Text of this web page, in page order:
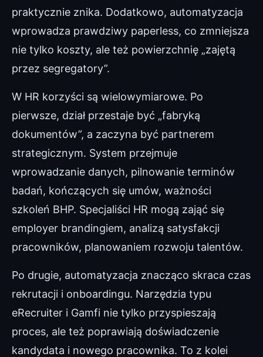
praktycznie znika. Dodatkowo, automatyzacja
wprowadza prawdziwy paperless, co zmniejsza
nie tylko koszty, ale też powierzchnię „zajętą
przez segregatory”.
W HR korzyści są wielowymiarowe. Po
pierwsze, dział przestaje być „fabryką
dokumentów”, a zaczyna być partnerem
strategicznym. System przejmuje
wprowadzanie danych, pilnowanie terminów
badań, kończących się umów, ważności
szkoleń BHP. Specjaliści HR mogą zająć się
employer brandingiem, analizą satysfakcji
pracowników, planowaniem rozwoju talentów.
Po drugie, automatyzacja znacząco skraca czas
rekrutacji i onboardingu. Narzędzia typu
eRecruiter i Gamfi nie tylko przyspieszają
proces, ale też poprawiają doświadczenie
kandydata i nowego pracownika. To z kolei